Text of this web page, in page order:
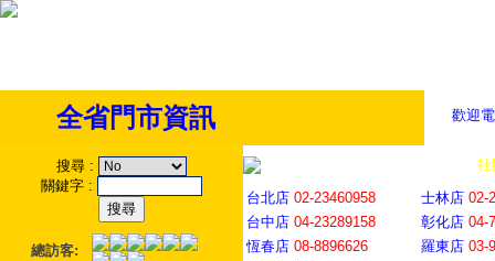
歡迎
全省門市資訊
搜尋 :
關鍵字 :
總訪客:
社
台北店 02-23460958 士林店 02-
台中店 04-23289158 彰化店 04-
恆春店 08-8896626 羅東店 03-